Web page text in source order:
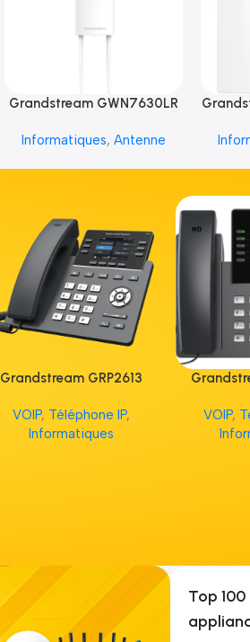
Grandstream GWN7630LR
Informatiques, Antenne
Grandstream GRP2613
VOIP, Téléphone IP,
Informatiques
VOIP,
Top 100